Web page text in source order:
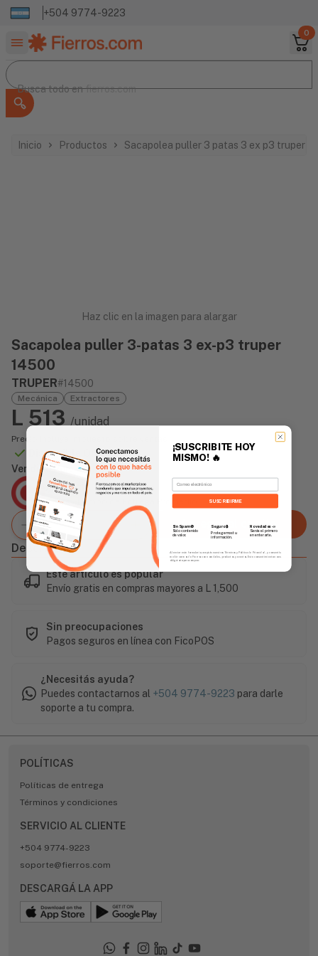
+504 9774-9223
0
Buscar productos
Busca todo en
Busca todo enfierros.com
Inicio Productos Sacapolea puller 3 patas 3 ex p3 truper
Haz clic en la imagen para alargar
Sacapolea puller 3-patas 3 ex-p3 truper
14500
TRUPER#14500
Mecánica Extractores
L 513 /unidad
Precio incluye impuesto sobre ventas
Disponible Online
Vendido Por:
Agencia Global
2 días - Tiempo de Entrega Promedio
Agregar al carrito
Descripción
Este artículo es popular
Envío gratis en compras mayores a L 1,500
Sin preocupaciones
Pagos seguros en línea con FicoPOS
¿Necesitás ayuda?
Puedes contactarnos al +504 9774-9223 para darle
soporte a tu compra.
POLÍTICAS
Políticas de entrega
Términos y condiciones
SERVICIO AL CLIENTE
+504 9774-9223
soporte@fierros.com
DESCARGÁ LA APP
¡SUSCRIBITE HOY
MISMO! 🔥
Email
SUSCRIBIRME
Sin Spam 🚫
Solo contenido
de valor.
Seguro 🔒
Protegemos tu
información.
Novedades 📣
Serás el primero
en enterarte.
Al enviar este formulario, aceptás nuestros Términos y Política de Privacidad, y consentís
recibir correos de Fierros con novedades, productos y eventos. Este consentimiento no es
obligatorio para comprar.